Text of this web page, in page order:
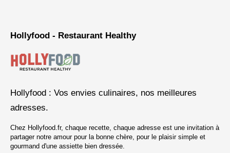
Hollyfood - Restaurant Healthy
Hollyfood : Vos envies culinaires, nos meilleures
adresses.
Chez Hollyfood.fr, chaque recette, chaque adresse est une invitation à
partager notre amour pour la bonne chère, pour le plaisir simple et
gourmand d'une assiette bien dressée.